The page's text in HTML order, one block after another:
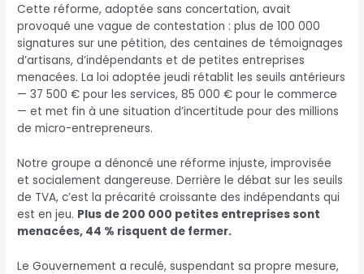
Cette réforme, adoptée sans concertation, avait
provoqué une vague de contestation : plus de 100 000
signatures sur une pétition, des centaines de témoignages
d’artisans, d’indépendants et de petites entreprises
menacées. La loi adoptée jeudi rétablit les seuils antérieurs
— 37 500 € pour les services, 85 000 € pour le commerce
— et met fin à une situation d’incertitude pour des millions
de micro-entrepreneurs.
Notre groupe a dénoncé une réforme injuste, improvisée
et socialement dangereuse. Derrière le débat sur les seuils
de TVA, c’est la précarité croissante des indépendants qui
est en jeu. Plus de 200 000 petites entreprises sont
menacées, 44 % risquent de fermer.
Le Gouvernement a reculé, suspendant sa propre mesure,